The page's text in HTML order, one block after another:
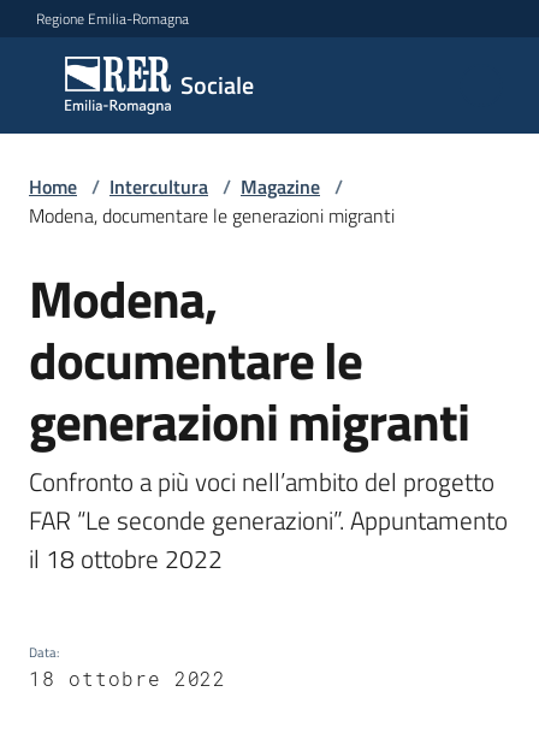
Vai al contenuto
Vai alla navigazione
Vai al footer
Regione Emilia-Romagna
Sociale
Sociale
Argomenti
Novità
Servizi
Leggi
Atti
Bandi
Piani
Home / Intercultura / Magazine /
Modena, documentare le generazioni migranti
Salta al contenuto
Modena,
documentare le
generazioni migranti
Confronto a più voci nell’ambito del progetto
FAR “Le seconde generazioni”. Appuntamento
il 18 ottobre 2022
Data:
18 ottobre 2022